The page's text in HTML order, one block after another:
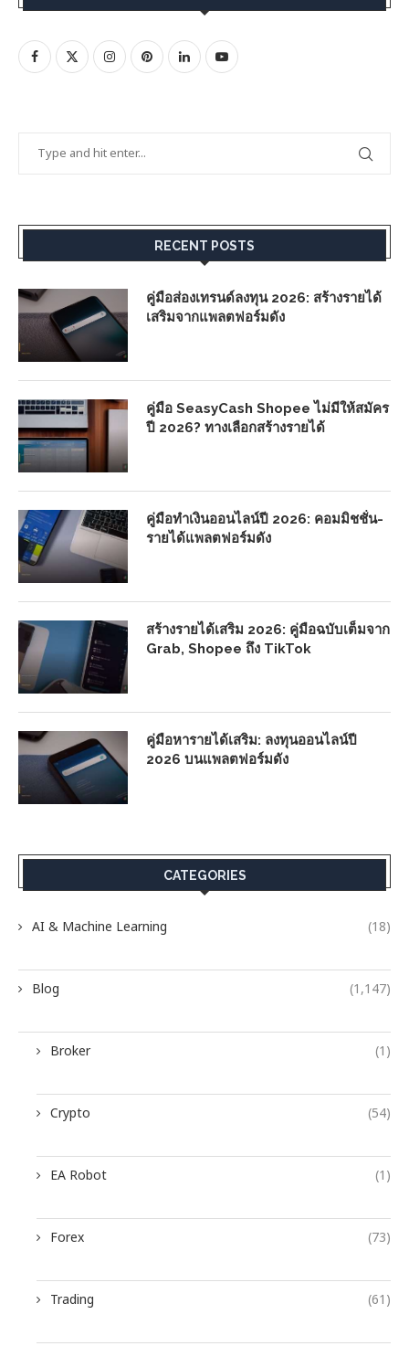
RECENT POSTS
คู่มือส่องเทรนด์ลงทุน 2026: สร้างรายได้
เสริมจากแพลตฟอร์มดัง
คู่มือ SeasyCash Shopee ไม่มีให้สมัคร
ปี 2026? ทางเลือกสร้างรายได้
คู่มือทำเงินออนไลน์ปี 2026: คอมมิชชั่น-
รายได้แพลตฟอร์มดัง
สร้างรายได้เสริม 2026: คู่มือฉบับเต็มจาก
Grab, Shopee ถึง TikTok
คู่มือหารายได้เสริม: ลงทุนออนไลน์ปี
2026 บนแพลตฟอร์มดัง
CATEGORIES
AI & Machine Learning (18)
Blog (1,147)
Broker (1)
Crypto (54)
EA Robot (1)
Forex (73)
Trading (61)